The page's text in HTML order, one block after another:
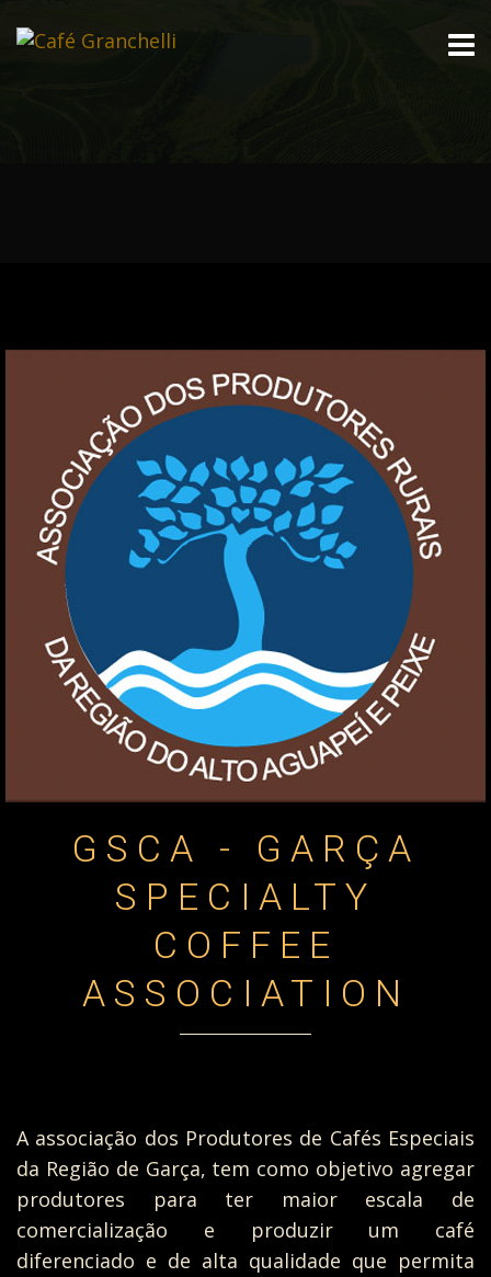
GSCA - GARÇA
SPECIALTY
COFFEE
ASSOCIATION
A associação dos Produtores de Cafés Especiais
da Região de Garça, tem como objetivo agregar
produtores para ter maior escala de
comercialização e produzir um café
diferenciado e de alta qualidade que permita